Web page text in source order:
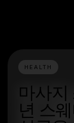
HEALTH
마사지
년 스